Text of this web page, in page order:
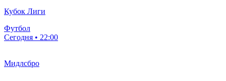
Кубок Лиги
Футбол
Сегодня • 22:00
Мидлсбро